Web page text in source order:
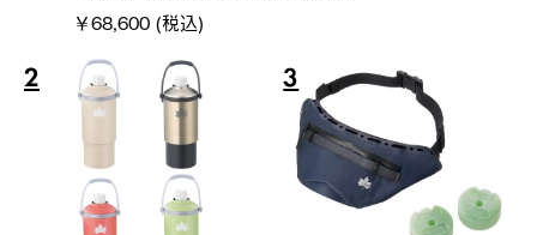
￥68,600 (税込)
2 3